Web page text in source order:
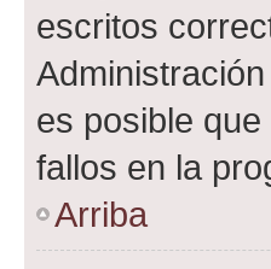
escritos
es posible
fallos en la
Arriba